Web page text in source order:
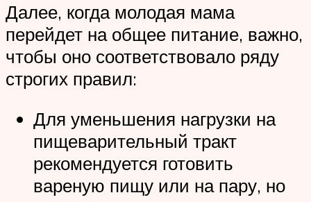
Далее, когда молодая мама
перейдет на общее питание, важно,
чтобы оно соответствовало ряду
строгих правил:
Для уменьшения нагрузки на
пищеварительный тракт
рекомендуется готовить
вареную пищу или на пару, но